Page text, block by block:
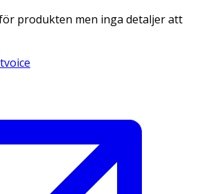
produkten men inga detaljer att